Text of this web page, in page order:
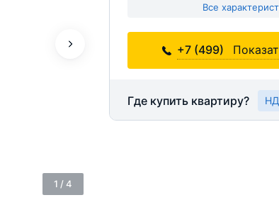
1 /4
Все
+7 (499)
Где купить квартиру?